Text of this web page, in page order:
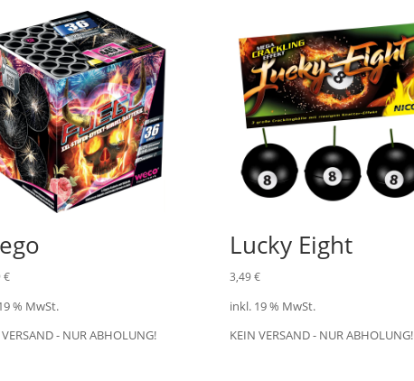
€
% MwSt.
- NUR ABHOLUNG!
Lucky Eight
3,49€
inkl. 19 % MwSt.
KEIN VERSAND - NUR ABHOLUNG!